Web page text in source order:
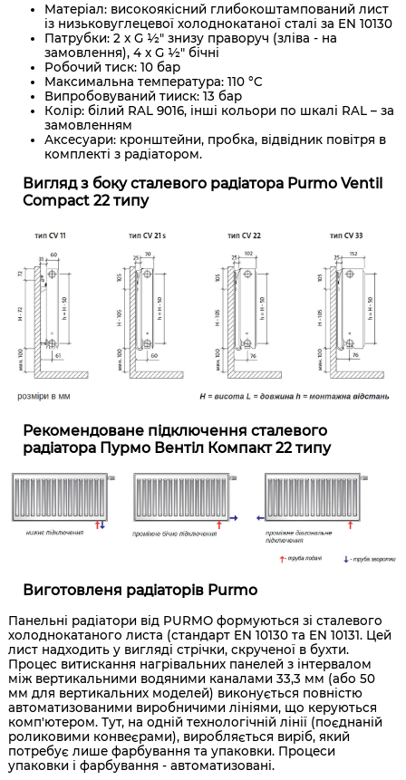
Матеріал: високоякісний глибокоштампований лист
із низьковуглецевої холоднокатаної сталі за EN 10130
Патрубки: 2 x G ½" знизу праворуч (зліва - на
замовлення), 4 x G ½" бічні
Робочий тиск: 10 бар
Максимальна температура: 110 °C
Випробовуваний тииск: 13 бар
Колір: білий RAL 9016, інші кольори по шкалі RAL – за
замовленням
Аксесуари: кронштейни, пробка, відвідник повітря в
комплекті з радіатором.
Вигляд з боку сталевого радіатора Purmo Ventil
Compact 22 типу
Рекомендоване підключення сталевого
радіатора Пурмо Вентіл Компакт 22 типу
Виготовленя радіаторів Purmo
Панельні радіатори від PURMO формуються зі сталевого
холоднокатаного листа (стандарт EN 10130 та EN 10131. Цей
лист надходить у вигляді стрічки, скрученої в бухти.
Процес витискання нагрівальних панелей з інтервалом
між вертикальними водяними каналами 33,3 мм (або 50
мм для вертикальних моделей) виконується повністю
автоматизованими виробничими лініями, що керуються
комп'ютером. Тут, на одній технологічній лінії (поєднаній
роликовими конвеєрами), виробляється виріб, який
потребує лише фарбування та упаковки. Процеси
упаковки і фарбування - автоматизовані.